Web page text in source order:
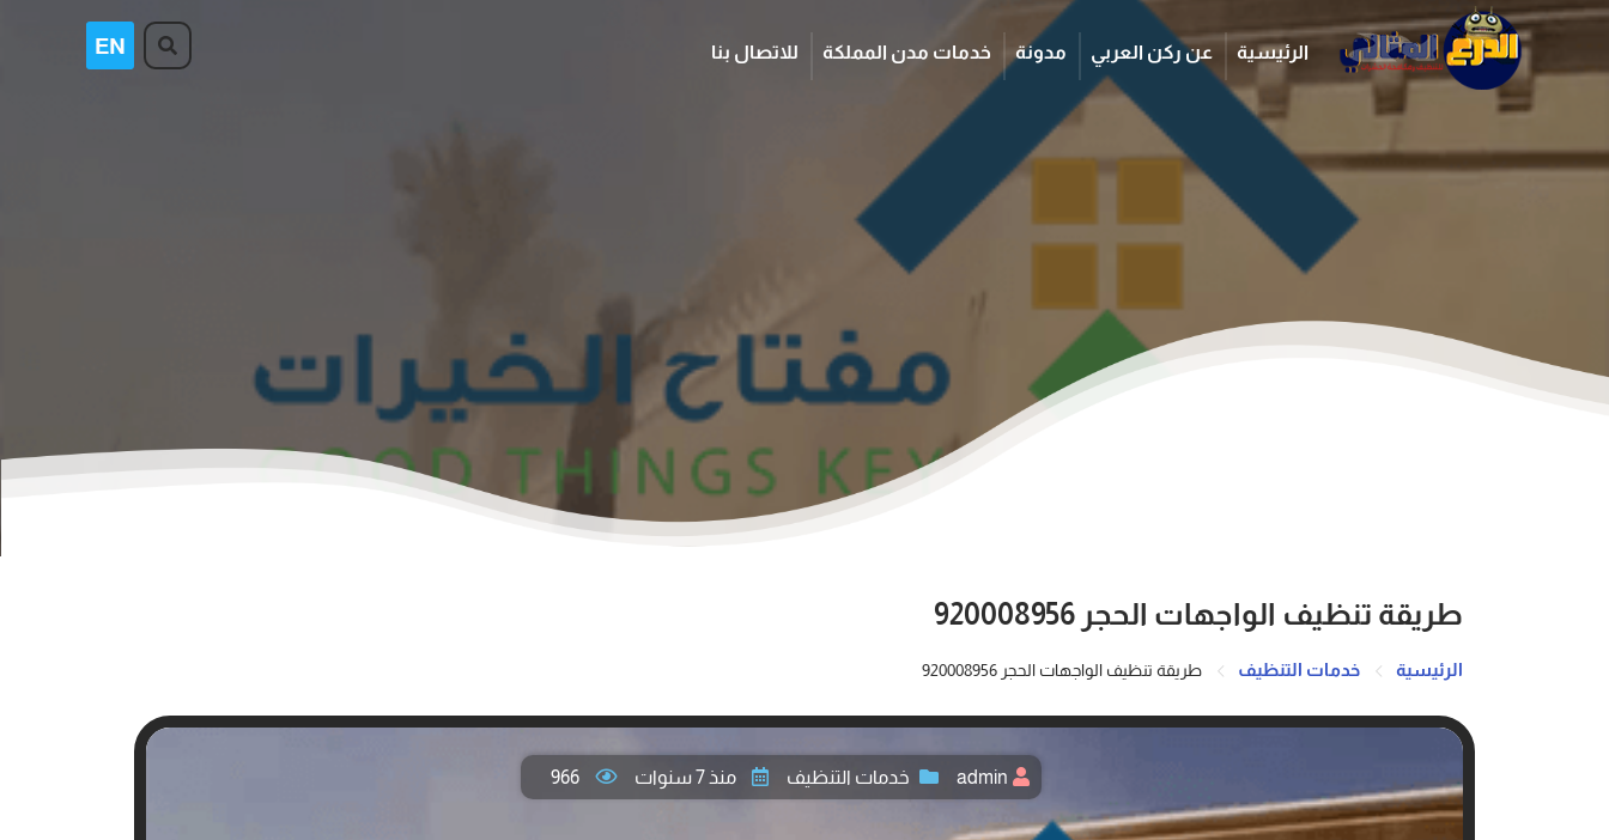
الرئيسية عن ركن العربي مدونة خدمات مدن المملكة للاتصال بنا
طريقة تنظيف الواجهات الحجر 920008956
الرئيسية خدمات التنظيف طريقة تنظيف الواجهات الحجر 920008956
admin خدمات التنظيف منذ 7 سنوات